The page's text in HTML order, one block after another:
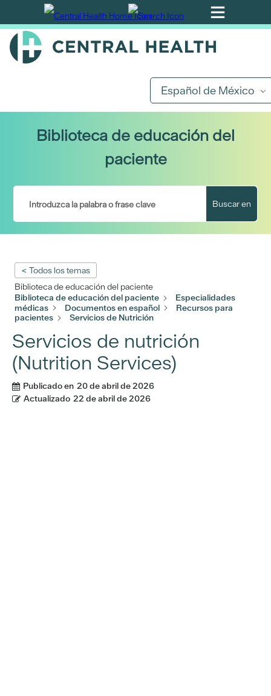
Ir
al
contenido
Español de México
Biblioteca de educación del
paciente
Buscar en
< Todos los temas
Biblioteca de educación del paciente
Biblioteca de educación del paciente
Especialidades
médicas
Documentos en español
Recursos para
pacientes
Servicios de Nutrición
Servicios de nutrición
(Nutrition Services)
Publicado en 20 de abril de 2026
Actualizado 22 de abril de 2026